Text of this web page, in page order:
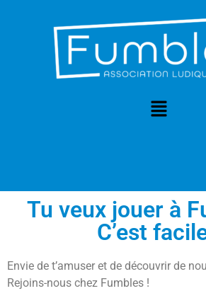
Tu veux jouer à
C’est
Envie de t’amuser et de découvrir de
Rejoins-nous chez Fumbles !